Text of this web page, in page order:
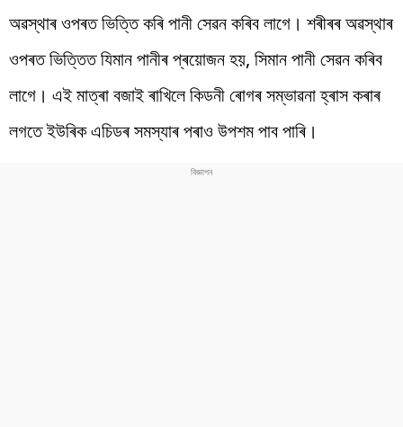
অৱস্থাৰ ওপৰত ভিত্তি কৰি পানী সেৱন কৰিব লাগে। শৰীৰৰ অৱস্থাৰ
ওপৰত ভিত্তিত যিমান পানীৰ প্ৰয়োজন হয়, সিমান পানী সেৱন কৰিব
লাগে। এই মাত্ৰা বজাই ৰাখিলে কিডনী ৰোগৰ সম্ভাৱনা হ্ৰাস কৰাৰ
লগতে ইউৰিক এচিডৰ সমস্যাৰ পৰাও উপশম পাব পাৰি।